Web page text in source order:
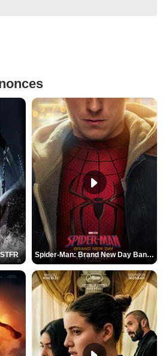
Spider-Man: Brand New Day Bande-annonce VO STFR